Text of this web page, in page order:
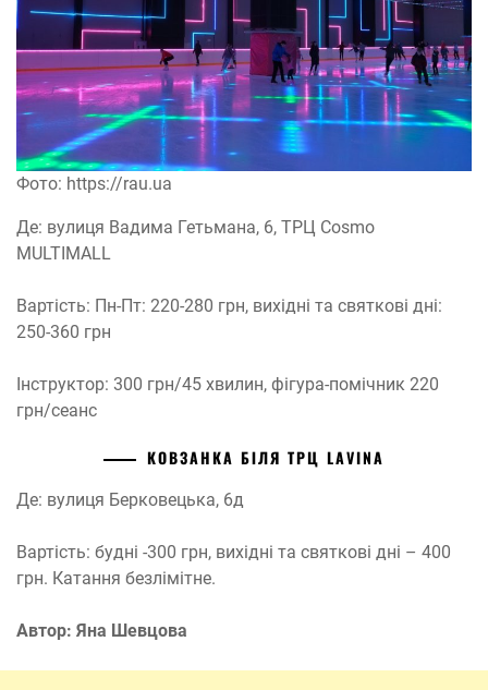
Фото: https://rau.ua
Де: вулиця Вадима Гетьмана, 6, ТРЦ Cosmo
MULTIMALL
Вартість: Пн-Пт: 220-280 грн, вихідні та святкові дні:
250-360 грн
Інструктор: 300 грн/45 хвилин, фігура-помічник 220
грн/сеанс
КОВЗАНКА БІЛЯ ТРЦ LAVINA
Де: вулиця Берковецька, 6д
Вартість: будні -300 грн, вихідні та святкові дні – 400
грн. Катання безлімітне.
Автор: Яна Шевцова